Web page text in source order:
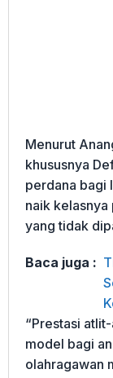
Menurut
khususnya
perdana bagi
naik
yang tidak
Baca juga :
“Prestasi
model bagi
olahragawan